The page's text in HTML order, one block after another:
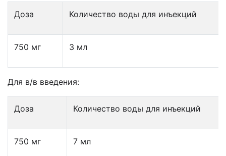
Доза Количество воды для инъекций
750 мг 3 мл
Для в/в введения:
Доза Количество воды для инъекций
750 мг 7 мл